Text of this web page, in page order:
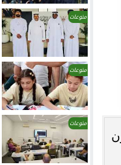
منوعات
منوعات
منوعات